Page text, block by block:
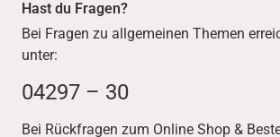
Hast du Fragen?
Bei Fragen zu allgemeinen Themen
unter:
04297 – 30
Bei Rückfragen zum Online Shop &